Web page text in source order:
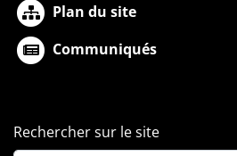
Plan du site
Communiqués
Rechercher sur le site